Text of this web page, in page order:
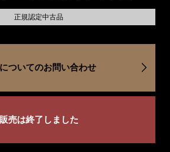
正規認定中古品
ついてのお問い合わせ
販売は終了しました